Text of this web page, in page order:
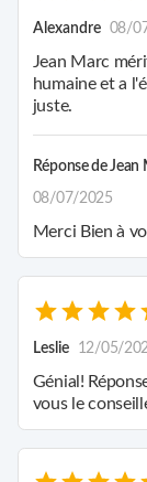
Alexandre 08/
Jean Marc
humaine et a
juste.
Réponse deJean
08/07/2025
Merci Bien à
Leslie 12/05/
Génial!
vous le